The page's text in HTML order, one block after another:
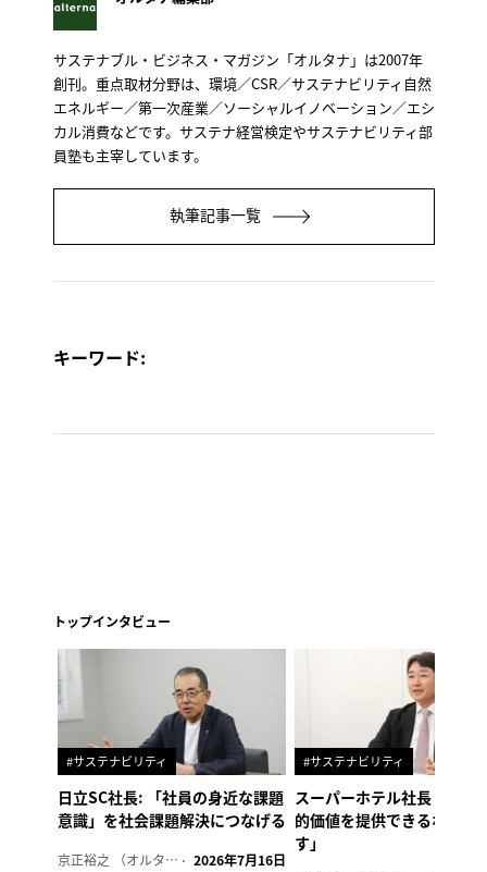
サステナブル・ビジネス・マガジン「オルタナ」は2007年
創刊。重点取材分野は、環境／CSR／サステナビリティ自然
エネルギー／第一次産業／ソーシャルイノベーション／エシ
カル消費などです。サステナ経営検定やサステナビリティ部
員塾も主宰しています。
執筆記事一覧
キーワード:
トップインタビュー
#サステナビリティ
日立SC社長: 「社員の身近な課題
意識」を社会課題解決につなげる
京正裕之 （オルタナ副編集長） 2026年7月16日
#サステナビリティ
スーパーホテル社長「地域
的価値を提供できるホテル
す」